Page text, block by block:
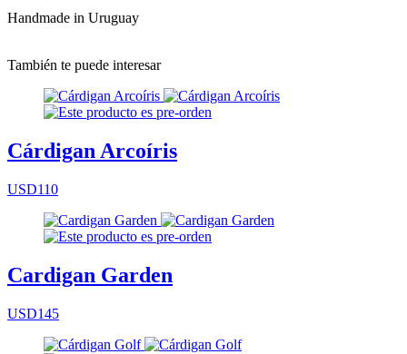
Handmade in Uruguay
También te puede interesar
Cárdigan Arcoíris
USD110
Cardigan Garden
USD145